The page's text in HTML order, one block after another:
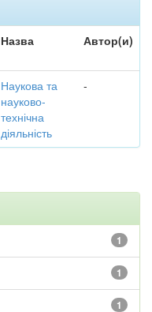
Назва Автор(и)
Наукова та
науково-
технічна
діяльність
-
1
1
1